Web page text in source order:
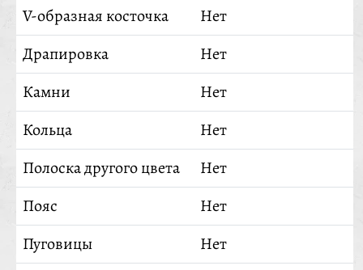
V-образная косточка
Нет
Драпировка
Нет
Камни
Нет
Кольца
Нет
Полоска другого цвета
Нет
Пояс
Нет
Пуговицы
Нет